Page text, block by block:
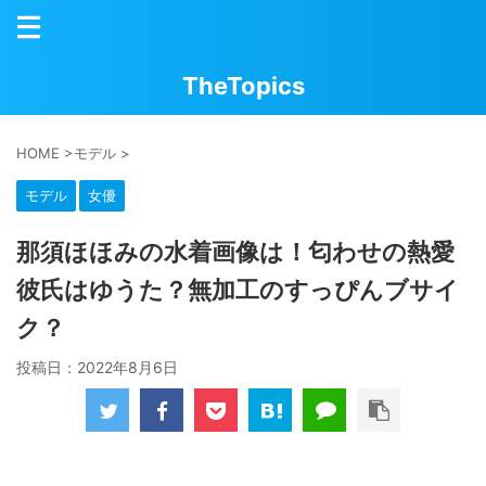
TheTopics
HOME >モデル >
モデル 女優
那須ほほみの水着画像は！匂わせの熱愛
彼氏はゆうた？無加工のすっぴんブサイ
ク？
投稿日： 2022年8月6日